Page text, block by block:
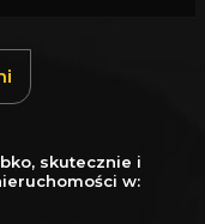
skutecznie i
w: